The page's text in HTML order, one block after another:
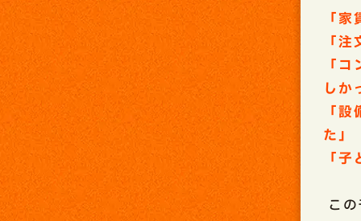
「
「
「
しか
「
た」
「
こ